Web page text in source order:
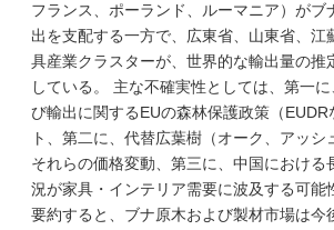
フランス、ポーランド、ルーマニア）がブ
出を支配する一方で、広東省、山東省、江
具産業クラスターが、世界的な輸出量の推
している。 主な不確実性としては、第一
び輸出に関するEUの森林保護政策（EUDR
ト、第二に、代替広葉樹（オーク、アッシ
それらの価格変動、第三に、中国における
況が家具・インテリア需要に波及する可能
要約すると、ブナ原木および製材市場は今